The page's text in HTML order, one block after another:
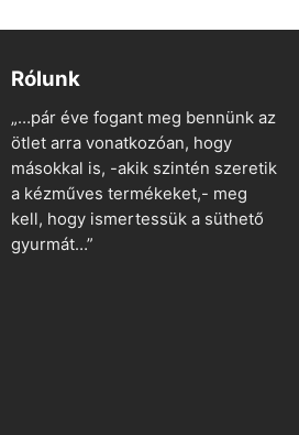
Rólunk
„…pár éve fogant meg bennünk az
ötlet arra vonatkozóan, hogy
másokkal is, -akik szintén szeretik
a kézműves termékeket,- meg
kell, hogy ismertessük a süthető
gyurmát…”